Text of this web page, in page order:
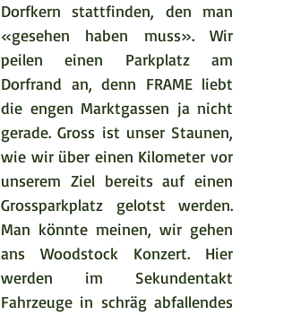
Dorfkern stattfinden, den man
«gesehen haben muss». Wir
peilen einen Parkplatz am
Dorfrand an, denn FRAME liebt
die engen Marktgassen ja nicht
gerade. Gross ist unser Staunen,
wie wir über einen Kilometer vor
unserem Ziel bereits auf einen
Grossparkplatz gelotst werden.
Man könnte meinen, wir gehen
ans Woodstock Konzert. Hier
werden im Sekundentakt
Fahrzeuge in schräg abfallendes